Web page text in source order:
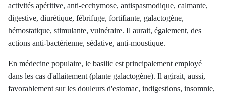
activités apéritive, anti-ecchymose, antispasmodique, calmante,
digestive, diurétique, fébrifuge, fortifiante, galactogène,
hémostatique, stimulante, vulnéraire. Il aurait, également, des
actions anti-bactérienne, sédative, anti-moustique.
En médecine populaire, le basilic est principalement employé
dans les cas d'allaitement (plante galactogène). Il agirait, aussi,
favorablement sur les douleurs d'estomac, indigestions, insomnie,